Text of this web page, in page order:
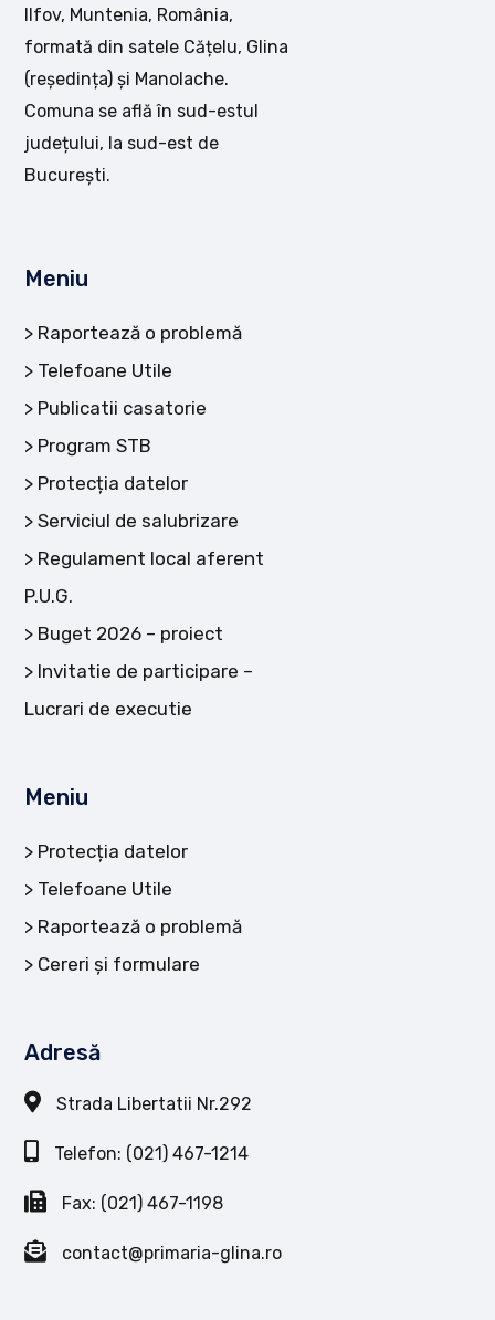
Ilfov, Muntenia, România,
formată din satele Cățelu, Glina
(reședința) și Manolache.
Comuna se află în sud-estul
județului, la sud-est de
București.
Meniu
Raportează o problemă
Telefoane Utile
Publicatii casatorie
Program STB
Protecția datelor
Serviciul de salubrizare
Regulament local aferent
P.U.G.
Buget 2026 – proiect
Invitatie de participare –
Lucrari de executie
Meniu
Protecția datelor
Telefoane Utile
Raportează o problemă
Cereri și formulare
Adresă
Strada Libertatii Nr.292
Telefon: (021) 467-1214
Fax: (021) 467-1198
contact@primaria-glina.ro